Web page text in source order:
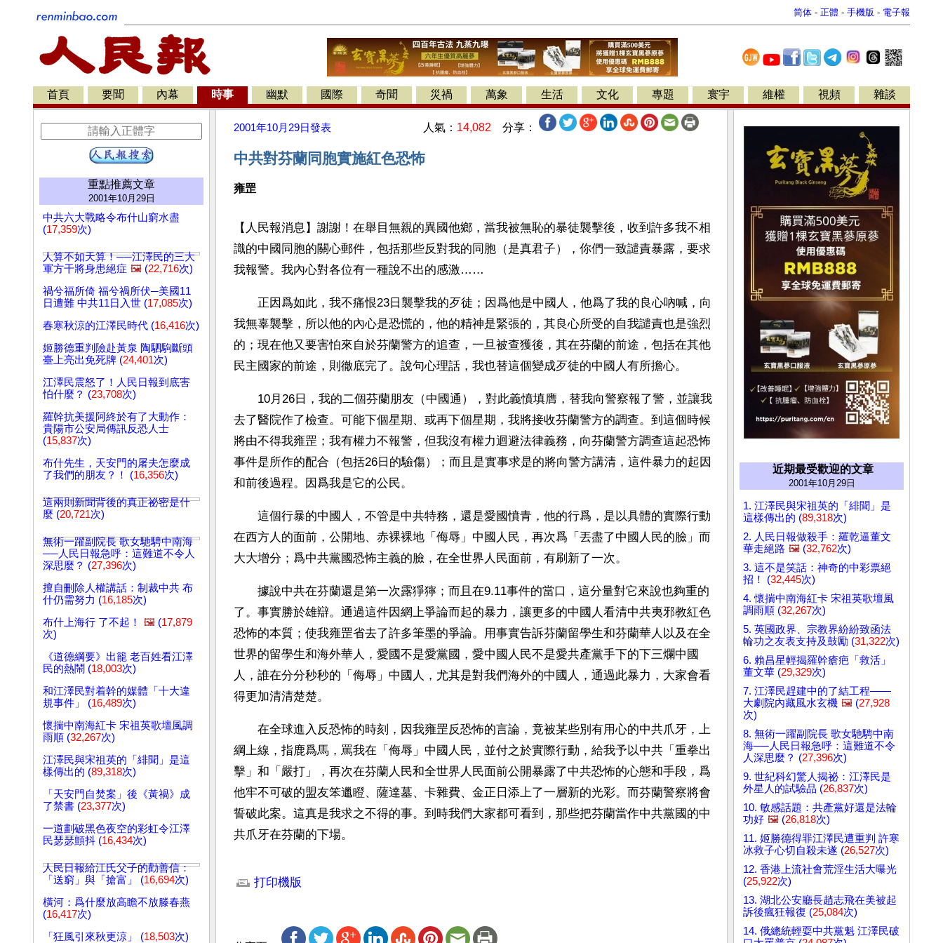
简体 - 正體 - 手機版 - 電子報
首頁 要聞 內幕 時事 幽默 國際 奇聞 災禍 萬象 生活 文化 專題 寰宇 維權 視頻 雜談
重點推薦文章
2001年10月29日
中共六大戰略令布什山窮水盡
(17,359次)
人算不如天算！──江澤民的三大
軍方干將身患絕症 🖼️ (22,716次)
禍兮福所倚 福兮禍所伏─美國11
日遭難 中共11日入世 (17,085次)
春寒秋涼的江澤民時代 (16,416次)
姬勝德重判險赴黃泉 陶駟駒斷頭
臺上亮出免死牌 (24,401次)
江澤民震怒了！人民日報到底害
怕什麼？ (23,708次)
羅幹抗美援阿終於有了大動作：
貴陽市公安局傳訊反恐人士
(15,837次)
布什先生，天安門的屠夫怎麼成
了我們的朋友？！ (16,356次)
這兩則新聞背後的真正祕密是什
麼 (20,721次)
無術一躍副院長 歌女馳騁中南海
──人民日報急呼：這難道不令人
深思麼？ (27,396次)
擅自刪除人權講話：制裁中共 布
什仍需努力 (16,185次)
布什上海行 了不起！
🖼️ (17,879
次)
《道德綱要》出籠 老百姓看江澤
民的熱鬧 (18,003次)
和江澤民對着幹的媒體「十大違
規事件」 (16,489次)
懷揣中南海紅卡 宋祖英歌壇風調
雨順 (32,267次)
江澤民與宋祖英的「緋聞」是這
樣傳出的 (89,318次)
「天安門自焚案」後《黃禍》成
了禁書 (23,377次)
一道劃破黑色夜空的彩虹令江澤
民瑟瑟顫抖 (16,434次)
人民日報給江氏父子的勸善信：
「送窮」與「搶富」 (16,694次)
橫河：爲什麼放高瞻不放滕春燕
(16,417次)
「狂風引來秋更涼」 (18,503次)
2001年10月29日發表 人氣： 14,082 分享：
中共對芬蘭同胞實施紅色恐怖
雍罡
【人民報消息】謝謝！在舉目無親的異國他鄉，當我被無恥的暴徒襲擊後，收到許多我不相
識的中國同胞的關心郵件，包括那些反對我的同胞（是真君子），你們一致譴責暴露，要求
我報警。我內心對各位有一種說不出的感激……
正因爲如此，我不痛恨23日襲擊我的歹徒；因爲他是中國人，他爲了我的良心吶喊，向
我無辜襲擊，所以他的內心是恐慌的，他的精神是緊張的，其良心所受的自我譴責也是強烈
的；現在他又要害怕來自於芬蘭警方的追查，一旦被查獲後，其在芬蘭的前途，包括在其他
民主國家的前途，則徹底完了。說句心理話，我也替這個變成歹徒的中國人有所擔心。
10月26日，我的二個芬蘭朋友（中國通），對此義憤填膺，替我向警察報了警，並讓我
去了醫院作了檢查。可能下個星期、或再下個星期，我將接收芬蘭警方的調查。到這個時候
將由不得我雍罡；我有權力不報警，但我沒有權力迴避法律義務，向芬蘭警方調查這起恐怖
事件是所作的配合（包括26日的驗傷）；而且是實事求是的將向警方講清，這件暴力的起因
和前後過程。因爲我是它的公民。
這個行暴的中國人，不管是中共特務，還是愛國憤青，他的行爲，是以具體的實際行動
在西方人的面前，公開地、赤裸裸地「侮辱」中國人民，再次爲「丟盡了中國人民的臉」而
大大增分；爲中共黨國恐怖主義的臉，在全世界人民面前，有刷新了一次。
據說中共在芬蘭還是第一次露猙獰；而且在9.11事件的當口，這分量對它來說也夠重的
了。事實勝於雄辯。通過這件因網上爭論而起的暴力，讓更多的中國人看清中共夷邪教紅色
恐怖的本質；使我雍罡省去了許多筆墨的爭論。用事實告訴芬蘭留學生和芬蘭華人以及在全
世界的留學生和海外華人，愛國不是愛黨國，愛中國人民不是愛共產黨手下的下三爛中國
人，誰在分分秒秒的「侮辱」中國人，尤其是對我們海外的中國人，通過此暴力，大家會看
得更加清清楚楚。
在全球進入反恐怖的時刻，因我雍罡反恐怖的言論，竟被某些別有用心的中共爪牙，上
綱上線，指鹿爲馬，罵我在「侮辱」中國人民，並付之於實際行動，給我予以中共「重拳出
擊」和「嚴打」，再次在芬蘭人民和全世界人民面前公開暴露了中共恐怖的心態和手段，爲
他牢不可破的盟友笨邋瞪、薩達墓、卡雜費、金正日添上了一層新的光彩。而芬蘭警察將會
誓破此案。這真是我求之不得的事。到時我們大家都可看到，那些把芬蘭當作中共黨國的中
共爪牙在芬蘭的下場。
打印機版
近期最受歡迎的文章
2001年10月29日
1. 江澤民與宋祖英的「緋聞」是
這樣傳出的 (89,318次)
2. 人民日報做殺手：羅乾逼董文
華走絕路 🖼️ (32,762次)
3. 這不是笑話：神奇的中彩票絕
招！ (32,445次)
4. 懷揣中南海紅卡 宋祖英歌壇風
調雨順 (32,267次)
5. 英國政界、宗教界紛紛致函法
輪功之友表支持及鼓勵 (31,322次)
6. 賴昌星輕揭羅幹瘡疤「救活」
董文華 (29,329次)
7. 江澤民趕建中的了結工程——
大劇院內藏風水玄機 🖼️ (27,928
次)
8. 無術一躍副院長 歌女馳騁中南
海──人民日報急呼：這難道不令
人深思麼？ (27,396次)
9. 世紀科幻驚人揭祕：江澤民是
外星人的試驗品 (26,837次)
10. 敏感話題：共產黨好還是法輪
功好 🖼️ (26,818次)
11. 姬勝德得罪江澤民遭重判 許寒
冰救子心切自殺未遂 (26,527次)
12. 香港上流社會荒淫生活大曝光
(25,922次)
13. 湖北公安廳長趙志飛在美被起
訴後瘋狂報復 (25,084次)
14. 俄總統輕耍中共黨魁 江澤民破